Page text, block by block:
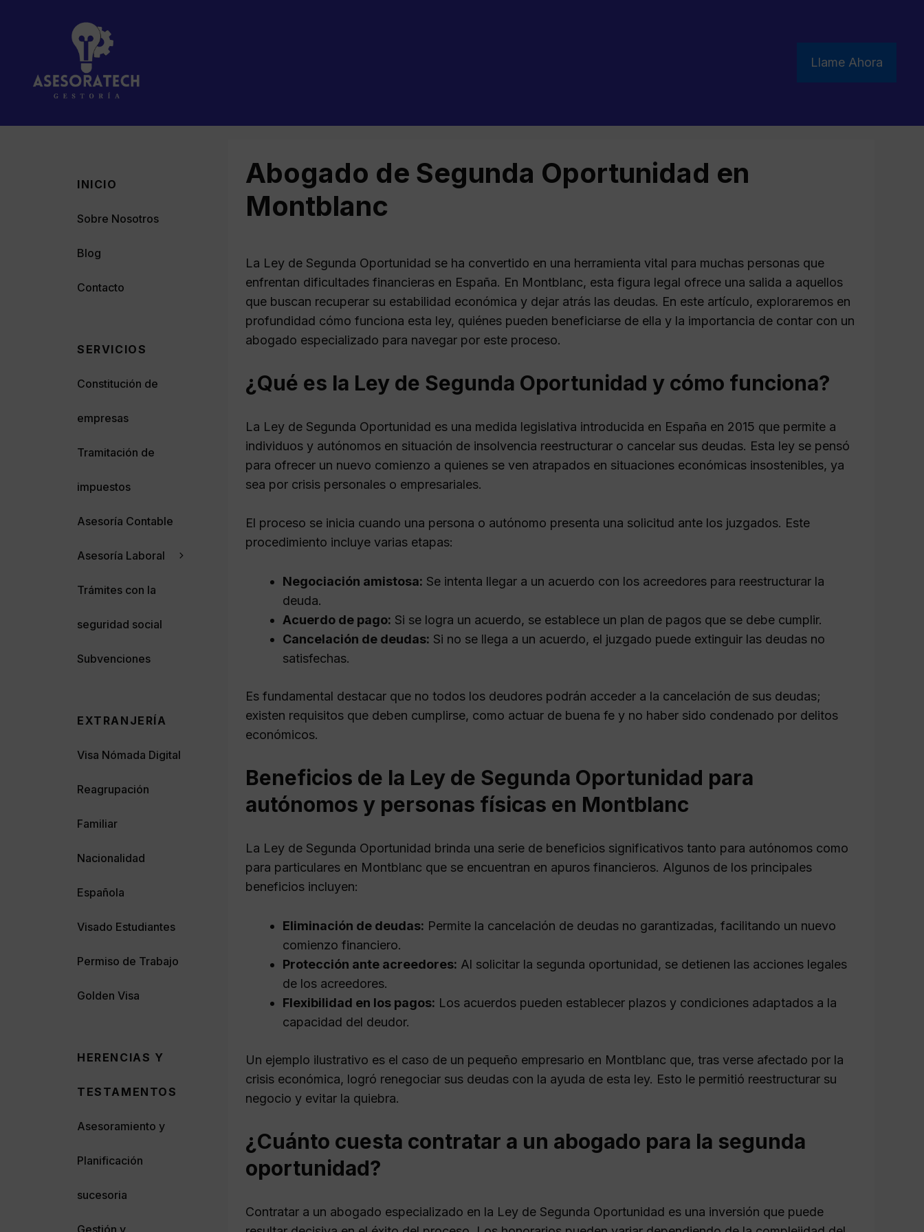
Llame Ahora
Abogado de Segunda Oportunidad en
Montblanc
La Ley de Segunda Oportunidad se ha convertido en una herramienta vital para muchas personas que
enfrentan dificultades financieras en España. En Montblanc, esta figura legal ofrece una salida a aquellos
que buscan recuperar su estabilidad económica y dejar atrás las deudas. En este artículo, exploraremos en
profundidad cómo funciona esta ley, quiénes pueden beneficiarse de ella y la importancia de contar con un
abogado especializado para navegar por este proceso.
¿Qué es la Ley de Segunda Oportunidad y cómo funciona?
La Ley de Segunda Oportunidad es una medida legislativa introducida en España en 2015 que permite a
individuos y autónomos en situación de insolvencia reestructurar o cancelar sus deudas. Esta ley se pensó
para ofrecer un nuevo comienzo a quienes se ven atrapados en situaciones económicas insostenibles, ya
sea por crisis personales o empresariales.
El proceso se inicia cuando una persona o autónomo presenta una solicitud ante los juzgados. Este
procedimiento incluye varias etapas:
Negociación amistosa: Se intenta llegar a un acuerdo con los acreedores para reestructurar la
deuda.
Acuerdo de pago: Si se logra un acuerdo, se establece un plan de pagos que se debe cumplir.
Cancelación de deudas: Si no se llega a un acuerdo, el juzgado puede extinguir las deudas no
satisfechas.
Es fundamental destacar que no todos los deudores podrán acceder a la cancelación de sus deudas;
existen requisitos que deben cumplirse, como actuar de buena fe y no haber sido condenado por delitos
económicos.
Beneficios de la Ley de Segunda Oportunidad para
autónomos y personas físicas en Montblanc
La Ley de Segunda Oportunidad brinda una serie de beneficios significativos tanto para autónomos como
para particulares en Montblanc que se encuentran en apuros financieros. Algunos de los principales
beneficios incluyen:
Eliminación de deudas: Permite la cancelación de deudas no garantizadas, facilitando un nuevo
comienzo financiero.
Protección ante acreedores: Al solicitar la segunda oportunidad, se detienen las acciones legales
de los acreedores.
Flexibilidad en los pagos: Los acuerdos pueden establecer plazos y condiciones adaptados a la
capacidad del deudor.
Un ejemplo ilustrativo es el caso de un pequeño empresario en Montblanc que, tras verse afectado por la
crisis económica, logró renegociar sus deudas con la ayuda de esta ley. Esto le permitió reestructurar su
negocio y evitar la quiebra.
¿Cuánto cuesta contratar a un abogado para la segunda
oportunidad?
Contratar a un abogado especializado en la Ley de Segunda Oportunidad es una inversión que puede
INICIO
Sobre Nosotros
Blog
Contacto
SERVICIOS
Constitución de
empresas
Tramitación de
impuestos
Asesoría Contable
Asesoría Laboral
Trámites con la
seguridad social
Subvenciones
EXTRANJERÍA
Visa Nómada Digital
Reagrupación
Familiar
Nacionalidad
Española
Visado Estudiantes
Permiso de Trabajo
Golden Visa
HERENCIAS Y
TESTAMENTOS
Asesoramiento y
Planificación
sucesoria
Gestión y